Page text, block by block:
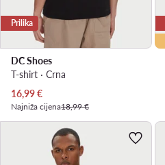
Prilika
DC Shoes
T-shirt · Crna
Trenutna cijena
16,99€
Najniža cijena18,99 €